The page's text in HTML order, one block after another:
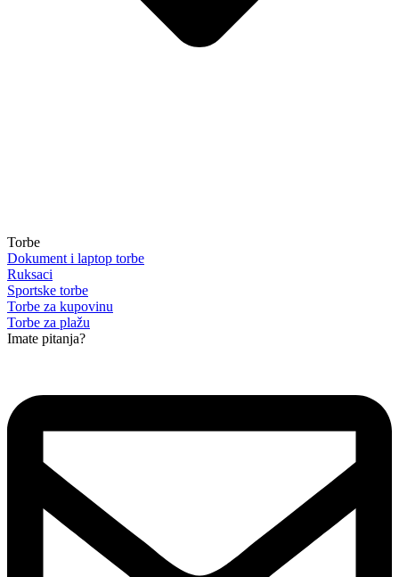
Torbe
Dokument i laptop torbe
Ruksaci
Sportske torbe
Torbe za kupovinu
Torbe za plažu
Imate pitanja?